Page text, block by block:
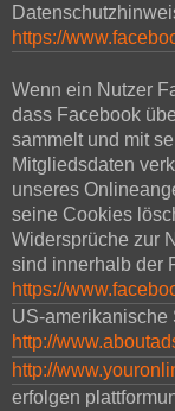
https://
Wenn ein Nutzer
dass Facebook
sammelt und mit
Mitgliedsdaten
unseres
seine Cookies
Widersprüche zur
sind innerhalb der
https://
US-amerikanische
http://
http://
erfolgen